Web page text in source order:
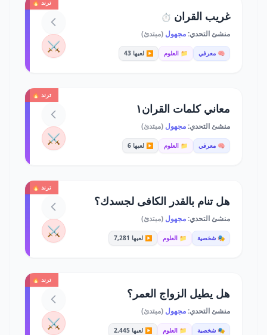
ترند 🔥
غريب القران ⏱️
منشئ التحدي:مجهول (مبتدئ)
🧠 معرفي 📁 العلوم ▶️ لعبها 43 ⚔️
ترند 🔥
معاني كلمات القران١
منشئ التحدي:مجهول (مبتدئ)
🧠 معرفي 📁 العلوم ▶️ لعبها 6 ⚔️
ترند 🔥
هل تنام بالقدر الكافى لجسدك؟
منشئ التحدي:مجهول (مبتدئ)
🎭 شخصية 📁 العلوم ▶️ لعبها 7,281 ⚔️
ترند 🔥
هل يطيل الزواج العمر؟
منشئ التحدي:مجهول (مبتدئ)
🎭 شخصية 📁 العلوم ▶️ لعبها 2,445 ⚔️